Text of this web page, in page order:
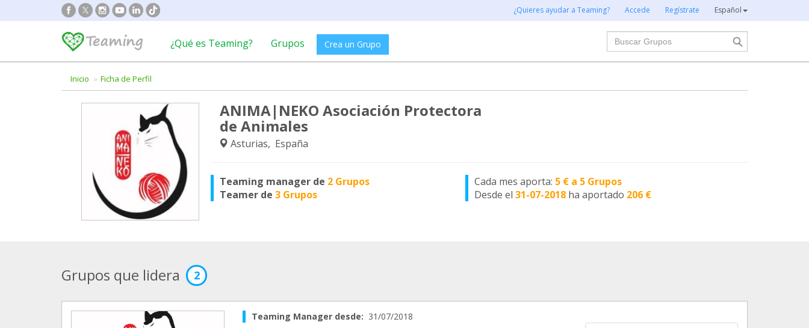
¿Quieres ayudar a Teaming? Accede Regístrate Español
¿Qué es Teaming? Grupos Crea un Grupo
Buscar
Inicio Ficha de Perfil
ANIMA|NEKO Asociación Protectora
de Animales
Asturias, España
Teaming manager de 2 Grupos
Teamer de 3 Grupos
Cada mes aporta: 5 € a 5 Grupos
Desde el31-07-2018 ha aportado 206 €
Grupos que lidera 2
Teaming Manager desde: 31/07/2018